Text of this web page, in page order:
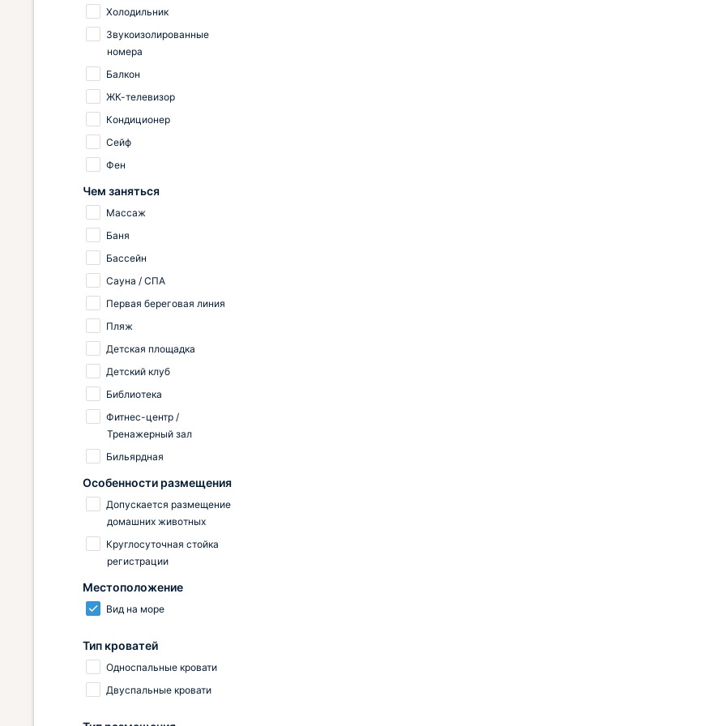
деревьев. Уборка ежедневная, и
всё выполняется на совесть. Есть
ощущение, что персонал
действительно гордится своим
местом.
Холодильник
Звукоизолированные
номера
Балкон
ЖК-телевизор
Кондиционер
Сейф
Фен
Чем заняться
Массаж
Баня
Бассейн
Сауна / СПА
Первая береговая линия
Пляж
Детская площадка
Детский клуб
Библиотека
Фитнес-центр /
Тренажерный зал
Бильярдная
Особенности размещения
Допускается размещение
домашних животных
Круглосуточная стойка
регистрации
Местоположение
Вид на море
Тип кроватей
Односпальные кровати
Двуспальные кровати